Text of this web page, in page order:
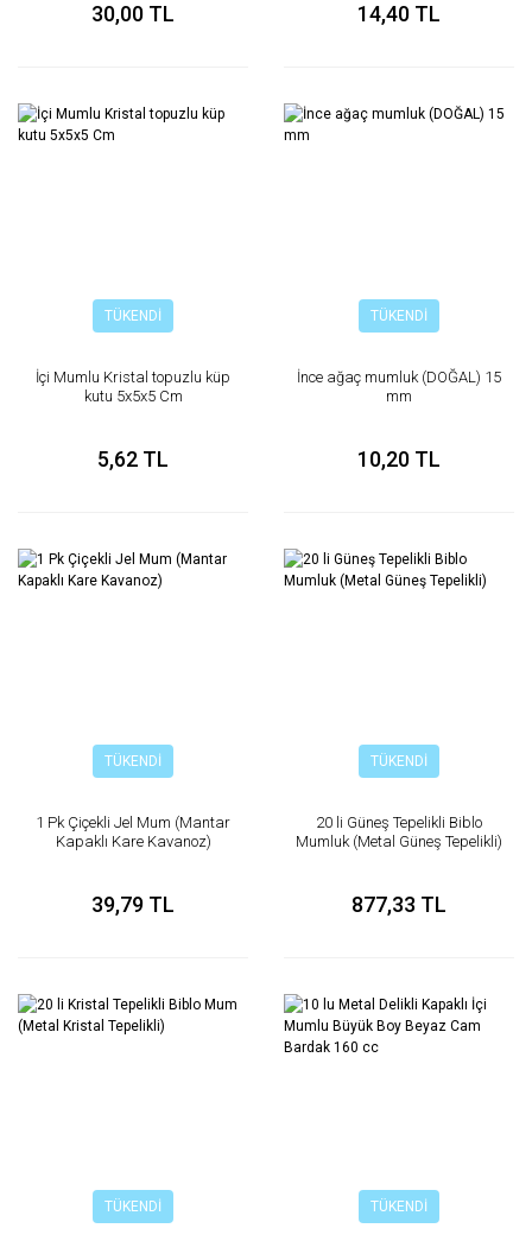
30,00 TL 14,40 TL
TÜKENDİ
İçi Mumlu Kristal topuzlu küp
kutu 5x5x5 Cm
5,62 TL
TÜKENDİ
İnce ağaç mumluk (DOĞAL) 15
mm
10,20 TL
TÜKENDİ
1 Pk Çiçekli Jel Mum (Mantar
Kapaklı Kare Kavanoz)
39,79 TL
TÜKENDİ
20 li Güneş Tepelikli Biblo
Mumluk (Metal Güneş Tepelikli)
877,33 TL
TÜKENDİ TÜKENDİ